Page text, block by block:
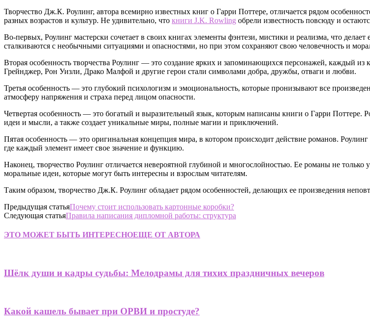
Творчество Дж.К. Роулинг, автора всемирно известных книг о Гарри Поттере, отличается рядом
разных возрастов и культур. Не удивительно, что книги J.K. Rowling обрели известность повсюду и
Во-первых, Роулинг мастерски сочетает в своих книгах элементы фэнтези, мистики и реализма, что
сталкиваются с необычными ситуациями и опасностями, но при этом сохраняют свою человечность и
Вторая особенность творчества Роулинг — это создание ярких и запоминающихся персонажей, каждый
Грейнджер, Рон Уизли, Драко Малфой и другие герои стали символами добра, дружбы, отваги и любви.
Третья особенность — это глубокий психологизм и эмоциональность, которые пронизывают все
атмосферу напряжения и страха перед лицом опасности.
Четвертая особенность — это богатый и выразительный язык, которым написаны книги о Гарри Поттере.
идеи и мысли, а также создает уникальные миры, полные магии и приключений.
Пятая особенность — это оригинальная концепция мира, в котором происходит действие романов.
где каждый элемент имеет свое значение и функцию.
Наконец, творчество Роулинг отличается невероятной глубиной и многослойностью. Ее романы не
моральные идеи, которые могут быть интересны и взрослым читателям.
Таким образом, творчество Дж.К. Роулинг обладает рядом особенностей, делающих ее произведения
Предыдущая статьяПочему стоит использовать картонные коробки?
Следующая статьяПравила написания дипломной работы: структура
ЭТО МОЖЕТ БЫТЬ ИНТЕРЕСНОЕЩЕ ОТ АВТОРА
Шёлк души и кадры судьбы: Мелодрамы для тихих праздничных вечеров
Какой кашель бывает при ОРВИ и простуде?